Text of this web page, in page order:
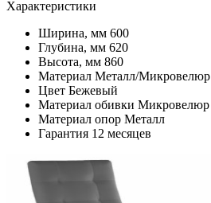
Характеристики
Ширина, мм 600
Глубина, мм 620
Высота, мм 860
Материал Металл/Микровелюр
Цвет Бежевый
Материал обивки Микровелюр
Материал опор Металл
Гарантия 12 месяцев